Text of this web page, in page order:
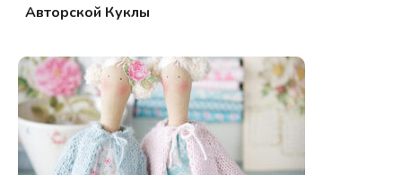
Авторской Куклы